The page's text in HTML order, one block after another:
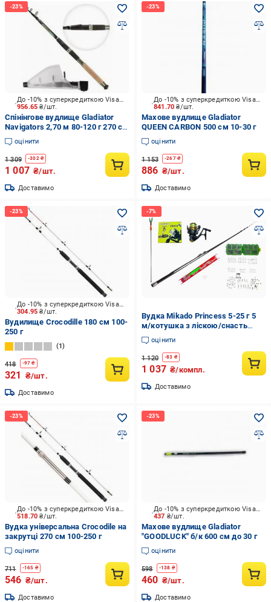
956.65₴/шт.
До -10% з суперкредиткою Visa Вигода
Спінінгове вудлище Gladiator
Navigators 2,70 м 80-120 г 270 см
80-120г г
оцінити
1 309 -302₴
1 007 ₴/шт.
Доставимо
841.70₴/шт.
До -10% з суперкредиткою Visa Вигода
Махове вудлище Gladiator
QUEEN CARBON 500 см 10-30 г
оцінити
1 153 -267₴
886 ₴/шт.
Доставимо
304.95₴/шт.
До -10% з суперкредиткою Visa Вигода
Вудилище Crocodille 180 см 100-
250 г
1
418 -97 ₴
321 ₴/шт.
Доставимо
Вудка Mikado Princess 5-25 г 5
м/котушка з ліскою/снасть
поплавця/коробка для риболовлі
з гачками та аксесуарами
(1783039218)
оцінити
1 120 -83 ₴
1 037 ₴/компл.
Доставимо
518.70₴/шт.
До -10% з суперкредиткою Visa Вигода
Вудка універсальна Crocodile на
закрутці 270 см 100-250 г
оцінити
711 -165 ₴
546 ₴/шт.
Доставимо
437 ₴/шт.
До -10% з суперкредиткою Visa Вигода
Махове вудлище Gladiator
"GOODLUCK" б/к 600 см до 30 г
оцінити
598 -138 ₴
460 ₴/шт.
Доставимо